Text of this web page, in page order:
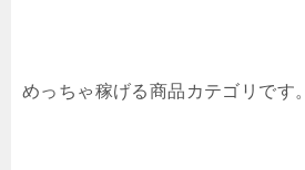
めっちゃ稼げる商品カテゴリです。